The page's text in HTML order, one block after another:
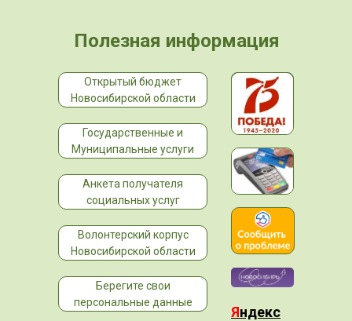
Полезная информация
Открытый бюджет
Новосибирской области
Волонтерский корпус
Новосибирской области
Государственные и
Муниципальные услуги
Берегите свои
персональные данные
Анкета получателя
социальных услуг
Яндекс